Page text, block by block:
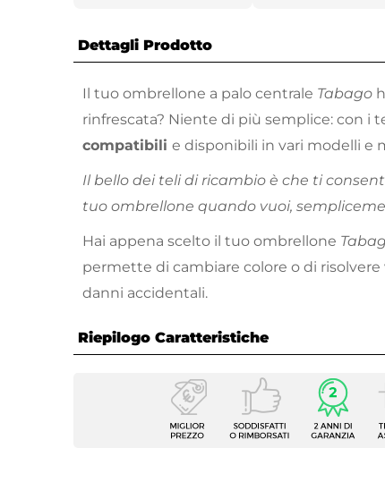
Dettagli Prodotto
Il tuo ombrellone a palo centrale Tabago
rinfrescata? Niente di più semplice: con i
compatibili e disponibili in vari modelli e
Il bello dei teli di ricambio è che ti
tuo ombrellone quando vuoi,
Hai appena scelto il tuo ombrellone
permette di cambiare colore o di
danni accidentali.
Riepilogo Caratteristiche
Caratteristiche
Dimensione
Ø